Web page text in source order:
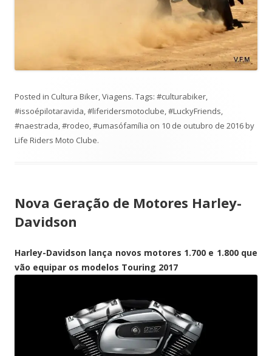
Posted in Cultura Biker,Viagens. Tags: #culturabiker,
#issoépilotaravida,#liferidersmotoclube,#LuckyFriends,
#naestrada,#rodeo,#umasófamília on 10 de outubro de 2016by
Life Riders Moto Clube.
Nova Geração de Motores Harley-
Davidson
Harley-Davidson lança novos motores 1.700 e 1.800 que
vão equipar os modelos Touring 2017